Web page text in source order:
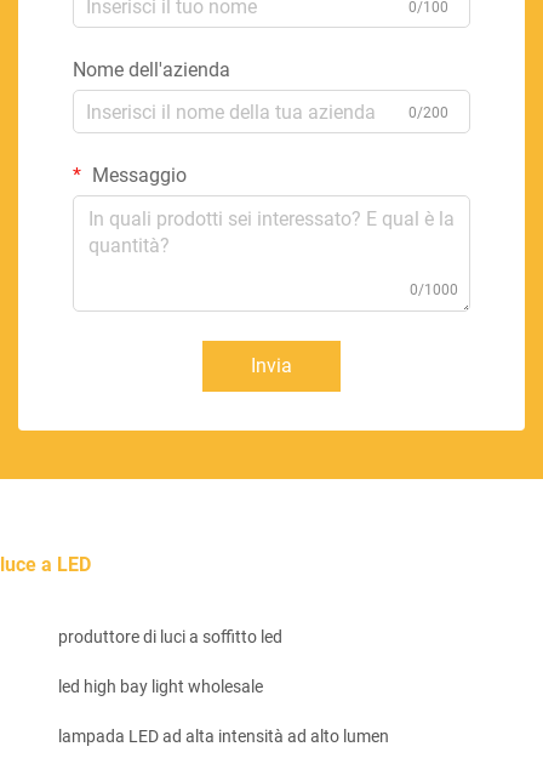
0/100
Nome dell'azienda
0/200
Messaggio
0/1000
Invia
luce a LED
produttore di luci a soffitto led
led high bay light wholesale
lampada LED ad alta intensità ad alto lumen